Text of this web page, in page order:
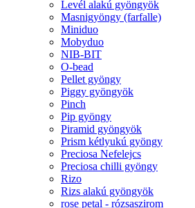
Levél alakú gyöngyök
Masnigyöngy (farfalle)
Miniduo
Mobyduo
NIB-BIT
O-bead
Pellet gyöngy
Piggy gyöngyök
Pinch
Pip gyöngy
Piramid gyöngyök
Prism kétlyukú gyöngy
Preciosa Nefelejcs
Preciosa chilli gyöngy
Rizo
Rizs alakú gyöngyök
rose petal - rózsaszirom